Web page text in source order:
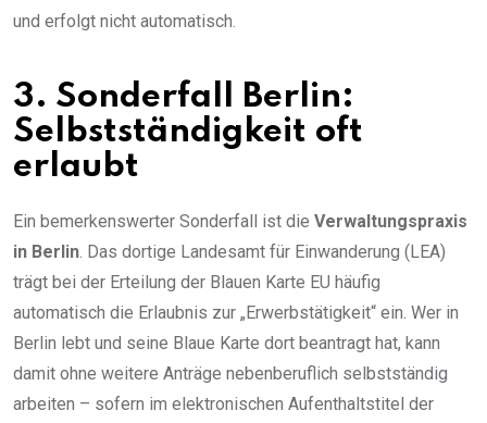
und erfolgt nicht automatisch.
3. Sonderfall Berlin:
Selbstständigkeit oft
erlaubt
Ein bemerkenswerter Sonderfall ist die Verwaltungspraxis
in Berlin. Das dortige Landesamt für Einwanderung (LEA)
trägt bei der Erteilung der Blauen Karte EU häufig
automatisch die Erlaubnis zur „Erwerbstätigkeit“ ein. Wer in
Berlin lebt und seine Blaue Karte dort beantragt hat, kann
damit ohne weitere Anträge nebenberuflich selbstständig
arbeiten – sofern im elektronischen Aufenthaltstitel der